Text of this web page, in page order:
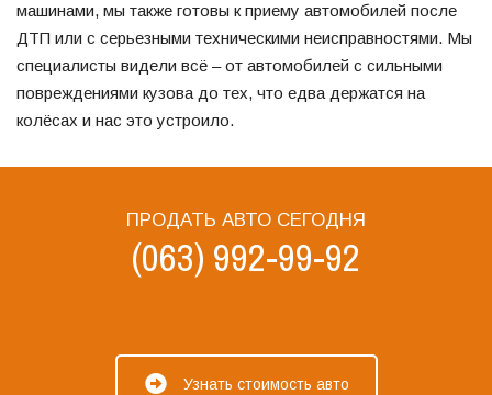
машинами, мы также готовы к приему автомобилей после
ДТП или с серьезными техническими неисправностями. Мы
специалисты видели всё – от автомобилей с сильными
повреждениями кузова до тех, что едва держатся на
колёсах и нас это устроило.
ПРОДАТЬ АВТО СЕГОДНЯ
(063) 992-99-92
Узнать стоимость авто